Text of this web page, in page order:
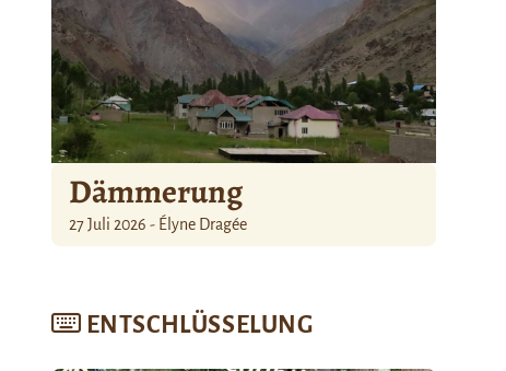
Dämmerung
27 Juli 2026 - Élyne Dragée
ENTSCHLÜSSELUNG